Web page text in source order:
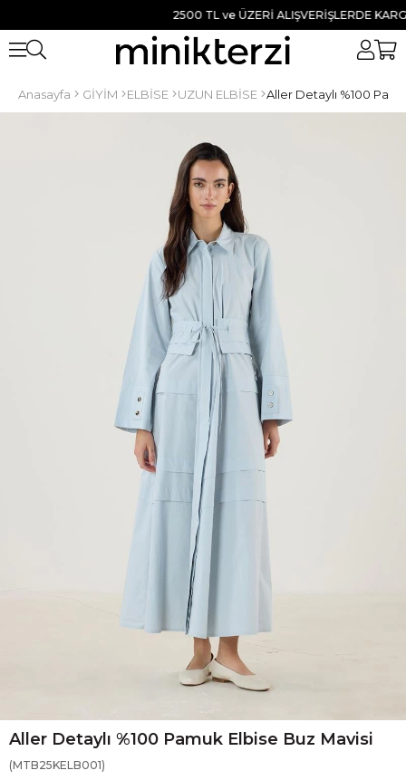
2500 TL ve ÜZERİ ALIŞVERİŞLERDE KARGO
Anasayfa GİYİM ELBİSE UZUN ELBİSE Aller Detaylı %100
Aller Detaylı %100 Pamuk Elbise Buz Mavisi
(MTB25KELB001)